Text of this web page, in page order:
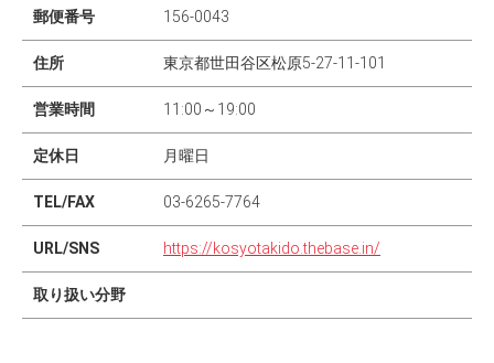
郵便番号 156-0043
住所 東京都世田谷区松原5-27-11-101
営業時間 11:00～19:00
定休日 月曜日
TEL/FAX 03-6265-7764
URL/SNS https://kosyotakido.thebase.in/
取り扱い分野